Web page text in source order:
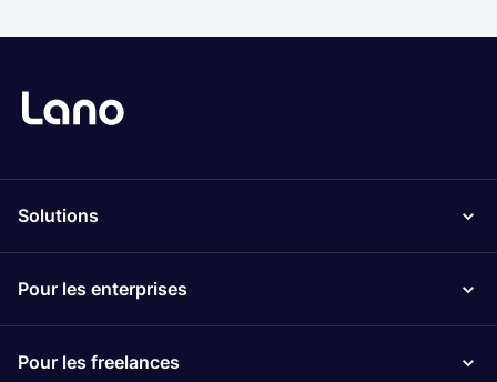
Solutions
Pour les enterprises
Pour les freelances